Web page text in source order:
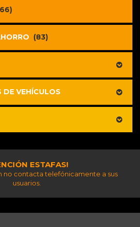
(83)
DE VEHÍCULOS
ESTAFAS!
no contacta telefónicamente a sus
usuarios.